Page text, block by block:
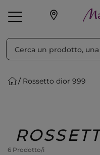
Make-up Profumi
Rossetto dior 999
6 Prodotto/i
Ordina per